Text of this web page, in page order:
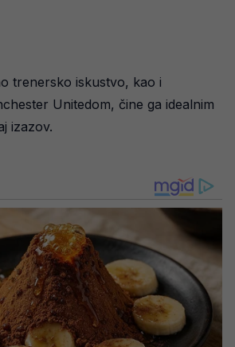
trenersko iskustvo, kao i
Unitedom, čine ga idealnim
izazov.